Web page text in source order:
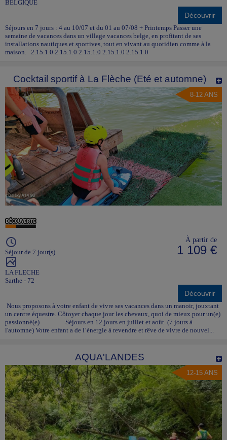
BELGIQUE
Découvrir
Séjours en 7 jours : 4 au 10/07 et du 01 au 07/08 + Printemps Passer une
semaine de vacances dans un village vacances belge, en profitant de ses
installations nautiques et sportives, tout en vivant au quotidien comme à la
maison. 2.15.1.0 2.15.1.0 2.15.1.0 2.15.1.0 2.15.1.0
Cocktail sportif à La Flèche (Eté et automne)
8-12 ANS
Séjour de 7 jour(s)
LA FLECHE
Sarthe - 72
À partir de
1 109 €
Découvrir
Nous proposons à votre enfant de vivre ses vacances dans un manoir, jouxtant
un centre équestre. Côtoyer chaque jour les chevaux, quoi de mieux pour un(e)
passionné(e) Séjours en 12 jours en juillet et août. (7 jours à
l'automne) Votre enfant a de l’énergie à revendre et rêve de vivre de nouvel...
AQUA'LANDES
12-15 ANS